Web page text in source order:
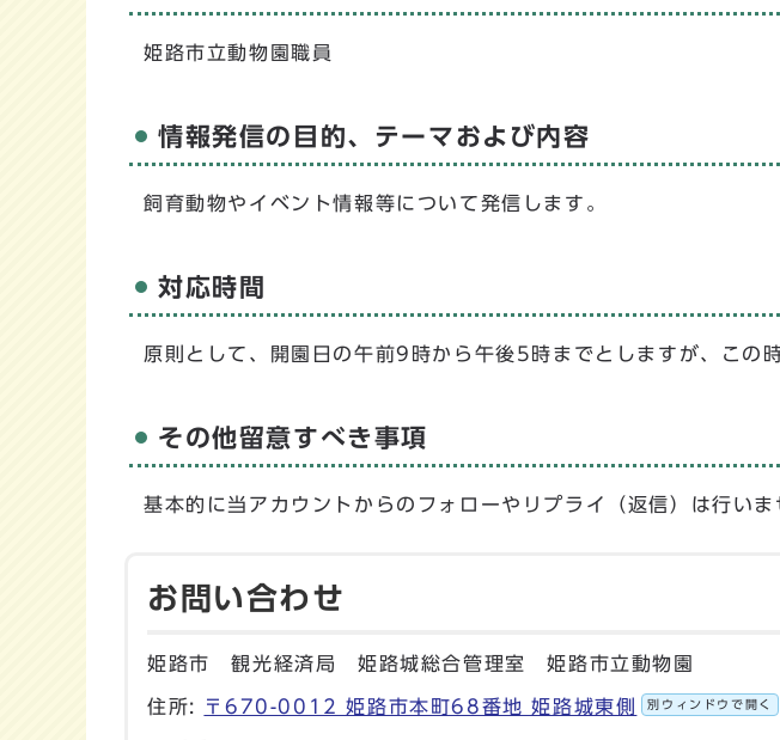
姫路市立動物園職員
情報発信の目的、テーマおよび内容
飼育動物やイベント情報等について発信します。
対応時間
原則として、開園日の午前9時から午後5時までとしますが、この
その他留意すべき事項
基本的に当アカウントからのフォローやリプライ（返信）は行いま
お問い合わせ
姫路市 観光経済局 姫路城総合管理室 姫路市立動物園
住所: 〒670-0012 姫路市本町68番地 姫路城東側 別ウィンドウで開く